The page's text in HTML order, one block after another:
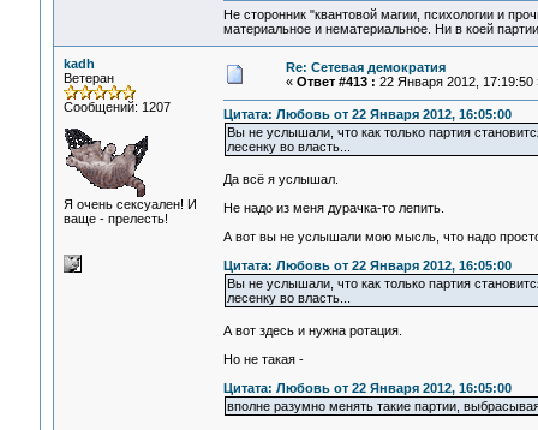
Не сторонник "квантовой магии, психологии и
материальное и нематериальное. Ни в коей
kadh
Ветеран
Сообщений: 1207
Я очень сексуален! И
ваще - прелесть!
Re: Сетевая демократия
« Ответ #413 : 22 Января 2012, 17:19:50
Цитата: Любовь от 22 Января 2012, 16:05:00
Вы не услышали, что как только партия
лесенку во власть...
Да всё я услышал.
Не надо из меня дурачка-то лепить.
А вот вы не услышали мою мысль, что надо
Цитата: Любовь от 22 Января 2012, 16:05:00
Вы не услышали, что как только партия
лесенку во власть...
А вот здесь и нужна ротация.
Но не такая -
Цитата: Любовь от 22 Января 2012, 16:05:00
вполне разумно менять такие партии,